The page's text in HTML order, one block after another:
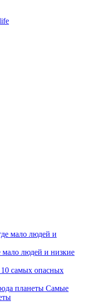
мало людей и низкие
10 самых опасных
Самые